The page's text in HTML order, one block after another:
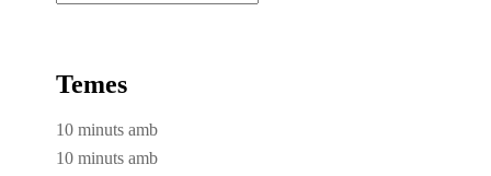
Temes
10 minuts amb
10 minuts amb